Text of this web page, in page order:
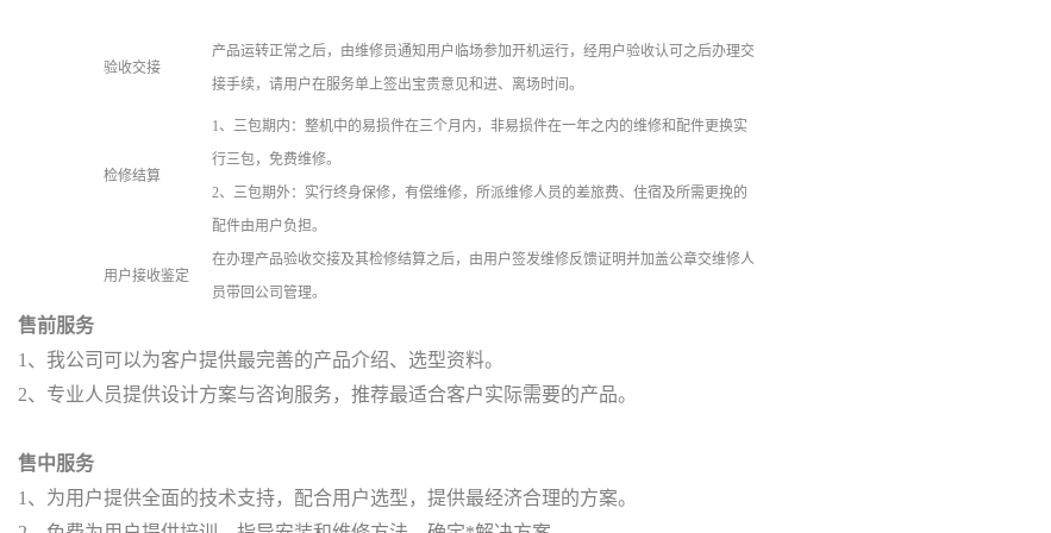
验收交接
产品运转正常之后，由维修员通知用户临场参加开机运行，经用户验收认可之后办理交
接手续，请用户在服务单上签出宝贵意见和进、离场时间。
检修结算
1、三包期内：整机中的易损件在三个月内，非易损件在一年之内的维修和配件更换实
行三包，免费维修。
2、三包期外：实行终身保修，有偿维修，所派维修人员的差旅费、住宿及所需更挽的
配件由用户负担。
用户接收鉴定
在办理产品验收交接及其检修结算之后，由用户签发维修反馈证明并加盖公章交维修人
员带回公司管理。
售前服务
1、我公司可以为客户提供最完善的产品介绍、选型资料。
2、专业人员提供设计方案与咨询服务，推荐最适合客户实际需要的产品。
售中服务
1、为用户提供全面的技术支持，配合用户选型，提供最经济合理的方案。